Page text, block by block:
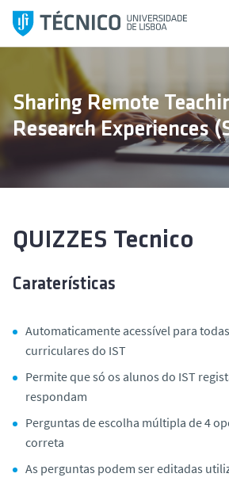
l
p
a
Sharing Remote
Research Experiences
QUIZZES Tecnico
Caraterísticas
Automaticamente acessível para
curriculares do IST
Permite que só os alunos do IST
respondam
Perguntas de escolha múltipla de 4
correta
As perguntas podem ser editadas